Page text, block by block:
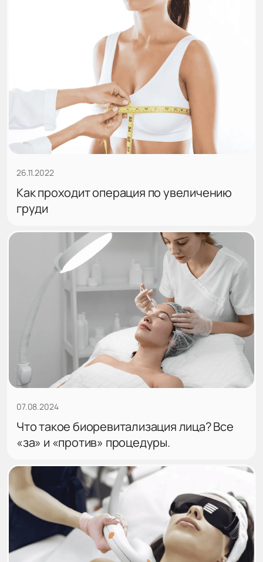
26.11.2022
Как проходит операция по увеличению
груди
07.08.2024
Что такое биоревитализация лица? Все
«за» и «против» процедуры.